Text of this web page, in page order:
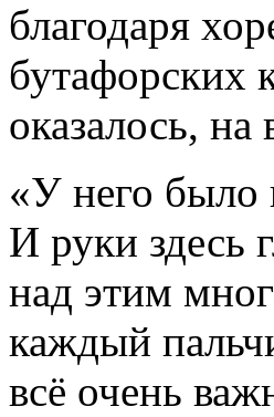
благодаря
бутафорских
оказалось, на
«У него было
И руки здесь
над этим
каждый
всё очень